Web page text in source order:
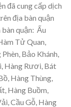
đã cung cấp dịch
địa bàn quận
quận: Ấu
Tử Quan,
Bảo Khánh,
Hàng Rươi, Bát
Hàng Thùng,
Hàng Buồm,
Cầu Gỗ, Hàng